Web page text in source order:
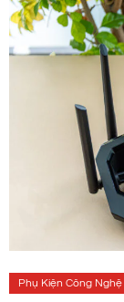
Phụ Kiện Công Nghệ